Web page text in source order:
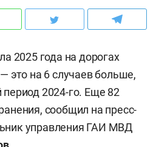
2025 года на дорогах
это на 6 случаев больше,
2024-го. Еще 82
сообщил на пресс-
управления ГАИ МВД